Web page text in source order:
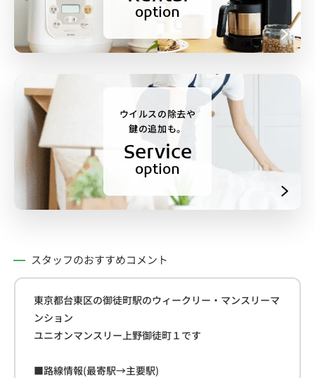
option
ウイルスの除去や
鍵の追加も。
Service
option
スタッフのおすすめコメント
東京都台東区の御徒町駅のウィークリー・マンスリーマ
ンション
ユニオンマンスリー上野御徒町１です
■路線情報(最寄駅→主要駅)